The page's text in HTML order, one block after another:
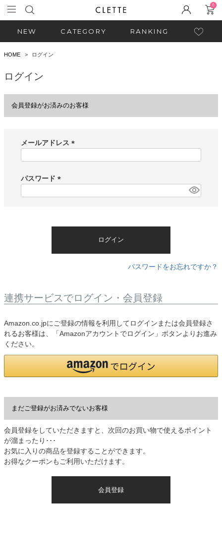
0
NEW CATEGORY RANKING
HOME ログイン
ログイン
会員登録がお済みのお客様
メールアドレス
)
パスワード
ログイン
パスワードをお忘れですか？
連携サービスでログイン・会員登録
Amazon.co.jpにご登録の情報を利用してログインまたは会員登録さ
れるお客様は、「Amazonアカウントでログイン」ボタンよりお進み
ください。
まだご登録がお済みでないお客様
会員登録をしていただきますと、次回のお買い物で使えるポイント
が溜まったり･･･
お気に入りの商品を登録することができます。
お得なクーポンもご利用いただけます。
会員登録